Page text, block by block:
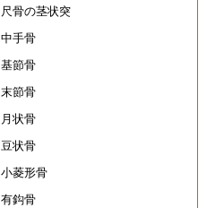
尺骨の茎状突
中手骨
基節骨
末節骨
月状骨
豆状骨
小菱形骨
有鈎骨